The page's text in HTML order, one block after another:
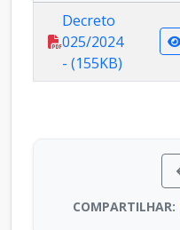
Decreto
025/2024
- (155KB)
COMPARTILHAR: